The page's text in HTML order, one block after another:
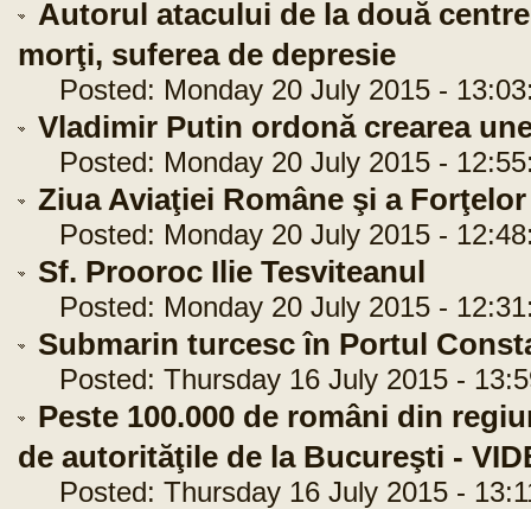
Autorul atacului de la două
morţi, suferea de depresie
Posted: Monday 20 July 2015 -
Vladimir Putin ordonă crearea
Posted: Monday 20 July 2015 -
Ziua Aviaţiei Române şi a
Posted: Monday 20 July 2015 -
Sf. Prooroc Ilie Tesviteanul
Posted: Monday 20 July 2015 -
Submarin turcesc în Portul
Posted: Thursday 16 July 2015 -
Peste 100.000 de români din
de autorităţile de la Bucureşti -
Posted: Thursday 16 July 2015 -